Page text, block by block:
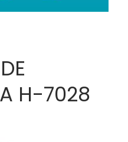
H-7028